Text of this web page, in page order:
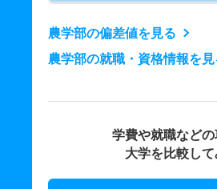
農学部の偏差値を見る
農学部の就職・資格情報を見
学費や就職などの
大学を比較して